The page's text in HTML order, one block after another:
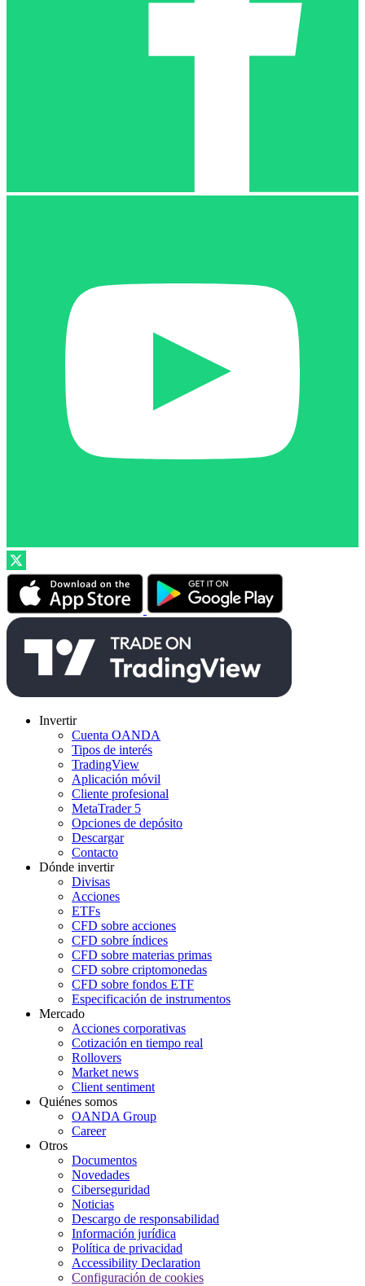
Invertir
Cuenta OANDA
Tipos de interés
TradingView
Aplicación móvil
Cliente profesional
MetaTrader 5
Opciones de depósito
Descargar
Contacto
Dónde invertir
Divisas
Acciones
ETFs
CFD sobre acciones
CFD sobre índices
CFD sobre materias primas
CFD sobre criptomonedas
CFD sobre fondos ETF
Especificación de instrumentos
Mercado
Acciones corporativas
Cotización en tiempo real
Rollovers
Market news
Client sentiment
Quiénes somos
OANDA Group
Career
Otros
Documentos
Novedades
Ciberseguridad
Noticias
Descargo de responsabilidad
Información jurídica
Política de privacidad
Accessibility Declaration
Configuración de cookies